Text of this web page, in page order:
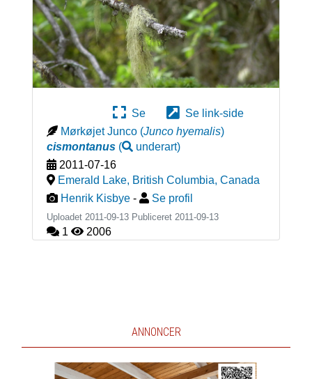
Se
Se link-side
Mørkøjet Junco (Junco hyemalis)
cismontanus( underart)
2011-07-16
Emerald Lake, British Columbia, Canada
Henrik Kisbye - Se profil
Uploadet 2011-09-13 Publiceret 2011-09-13
1 2006
ANNONCER